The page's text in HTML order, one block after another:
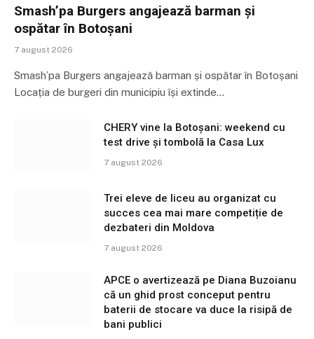
Smash’pa Burgers angajează barman și
ospătar în Botoșani
7 august 2026
Smash’pa Burgers angajează barman și ospătar în Botoșani
Locația de burgeri din municipiu își extinde…
CHERY vine la Botoșani: weekend cu
test drive și tombolă la Casa Lux
7 august 2026
Trei eleve de liceu au organizat cu
succes cea mai mare competiție de
dezbateri din Moldova
7 august 2026
APCE o avertizează pe Diana Buzoianu
că un ghid prost conceput pentru
baterii de stocare va duce la risipă de
bani publici